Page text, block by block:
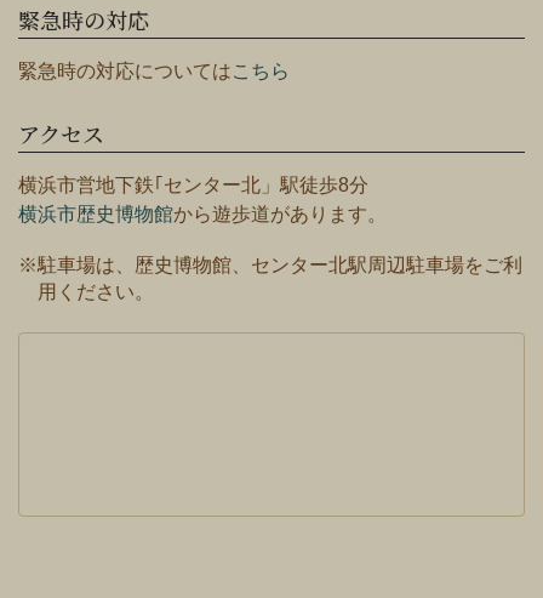
緊急時の対応
緊急時の対応についてはこちら
アクセス
横浜市営地下鉄｢センター北」駅徒歩8分
横浜市歴史博物館から遊歩道があります。
※駐車場は、歴史博物館、センター北駅周辺駐車場をご利
用ください。